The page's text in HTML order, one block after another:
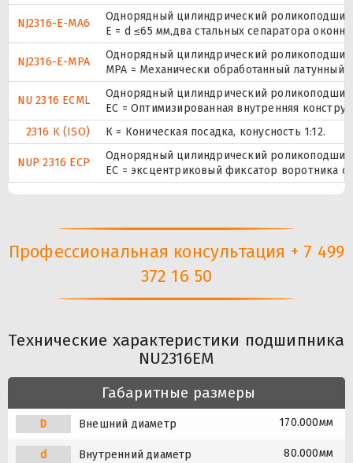
NJ2316-E-MA6
Однорядный цилиндрический
E = d ≤65 мм,два стальных сепаратора
NJ2316-E-MPA
Однорядный цилиндрический
MPA = Механически обработанный латунный
NU 2316 ECML
Однорядный цилиндрический
EC = Оптимизированная внутренняя
2316 K (ISO)
К = Коническая посадка, конусность 1:12.
NUP 2316 ECP
Однорядный цилиндрический
ЕС = эксцентриковый фиксатор воротника
Профессиональная консультация + 7 499
372 16 50
Технические характеристики подшипника
NU2316EM
Габаритные размеры
D Внешний диаметр 170.000мм
d Внутренний диаметр 80.000мм